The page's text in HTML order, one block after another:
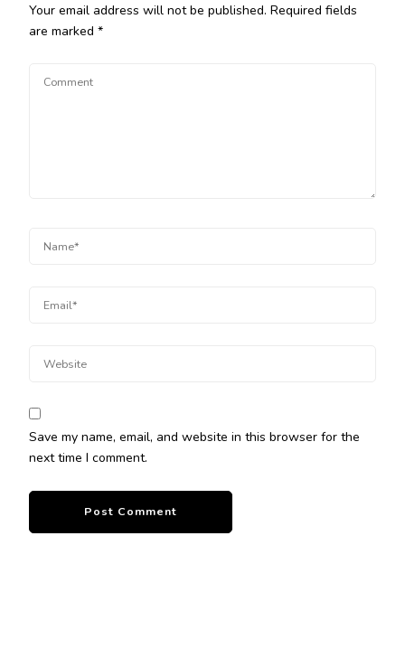
Your email address will not be published. Required fields
are marked *
Save my name, email, and website in this browser for the
next time I comment.